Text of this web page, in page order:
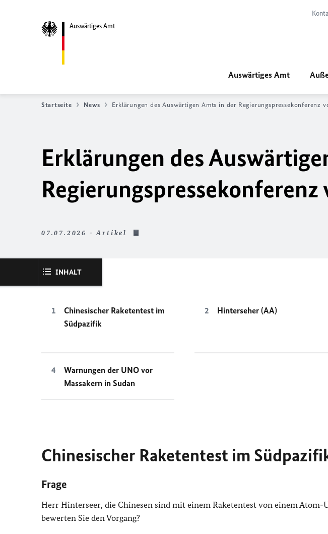
Auswärtiges Amt
Auswärtiges Amt
Startseite News Erklärungen des Auswärtigen Amts in der Regierungspressekonferenz
Erklärungen des
Regierungspressekonferenz
07.07.2026 - Artikel
INHALT
Chinesischer Raketentest im
Südpazifik
Hinterseher (AA)
Warnungen der UNO vor
Massakern in Sudan
Chinesischer Raketentest im
Frage
Herr Hinterseer, die Chinesen sind mit einem Raketentest von einem Atom-
bewerten Sie den Vorgang?